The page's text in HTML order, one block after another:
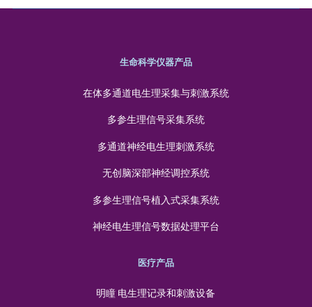
生命科学仪器产品
在体多通道电生理采集与刺激系统
多参生理信号采集系统
多通道神经电生理刺激系统
无创脑深部神经调控系统
多参生理信号植入式采集系统
神经电生理信号数据处理平台
医疗产品
明瞳 电生理记录和刺激设备